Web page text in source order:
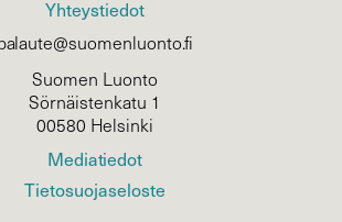
Yhteystiedot
Suomen Luonto
Sörnäistenkatu 1
00580 Helsinki
Mediatiedot
Tietosuojaseloste